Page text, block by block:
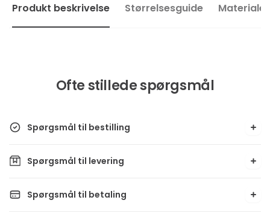
Produkt beskrivelse Størrelsesguide Materialer
Ofte stillede spørgsmål
Spørgsmål til bestilling
Spørgsmål til levering
Spørgsmål til betaling